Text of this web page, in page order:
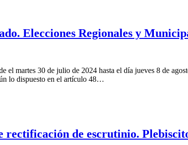
Elecciones Regionales y
martes 30 de julio de 2024 hasta el día jueves 8 de
lo dispuesto en el artículo 48…
rectificación de escrutinio.